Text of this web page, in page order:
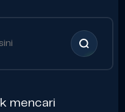
mencari